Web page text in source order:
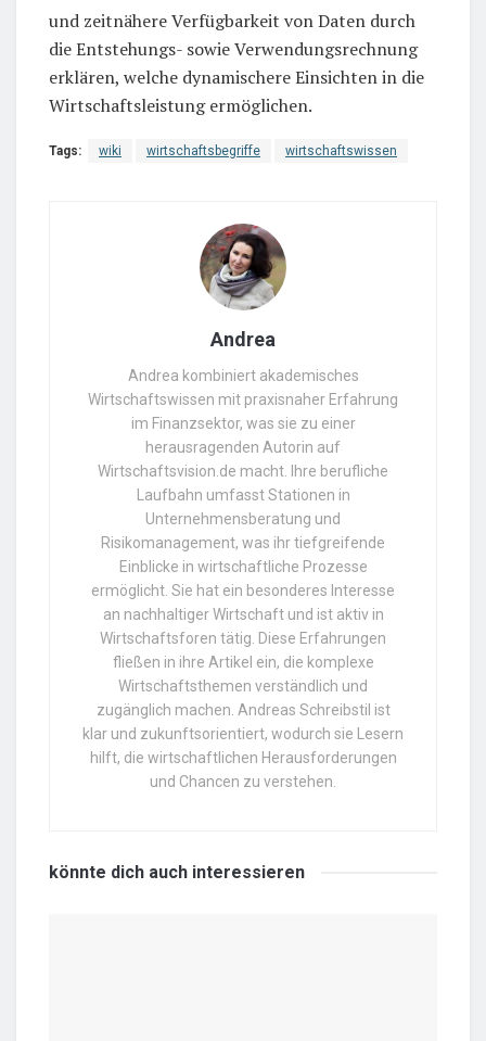
und zeitnähere Verfügbarkeit von Daten durch
die Entstehungs- sowie Verwendungsrechnung
erklären, welche dynamischere Einsichten in die
Wirtschaftsleistung ermöglichen.
Tags: wiki wirtschaftsbegriffe wirtschaftswissen
Andrea
Andrea kombiniert akademisches
Wirtschaftswissen mit praxisnaher Erfahrung
im Finanzsektor, was sie zu einer
herausragenden Autorin auf
Wirtschaftsvision.de macht. Ihre berufliche
Laufbahn umfasst Stationen in
Unternehmensberatung und
Risikomanagement, was ihr tiefgreifende
Einblicke in wirtschaftliche Prozesse
ermöglicht. Sie hat ein besonderes Interesse
an nachhaltiger Wirtschaft und ist aktiv in
Wirtschaftsforen tätig. Diese Erfahrungen
fließen in ihre Artikel ein, die komplexe
Wirtschaftsthemen verständlich und
zugänglich machen. Andreas Schreibstil ist
klar und zukunftsorientiert, wodurch sie Lesern
hilft, die wirtschaftlichen Herausforderungen
und Chancen zu verstehen.
könnte dich auch interessieren